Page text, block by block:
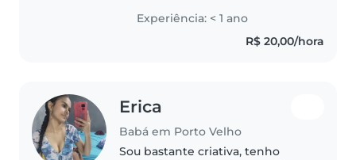
cuidar de crianças desde cedo e
me sinto confortável com
animais de estimação, cozinhar..
Experiência: < 1 ano
R$ 20,00/hora
Erica
Babá em Porto Velho
Sou bastante criativa, tenho